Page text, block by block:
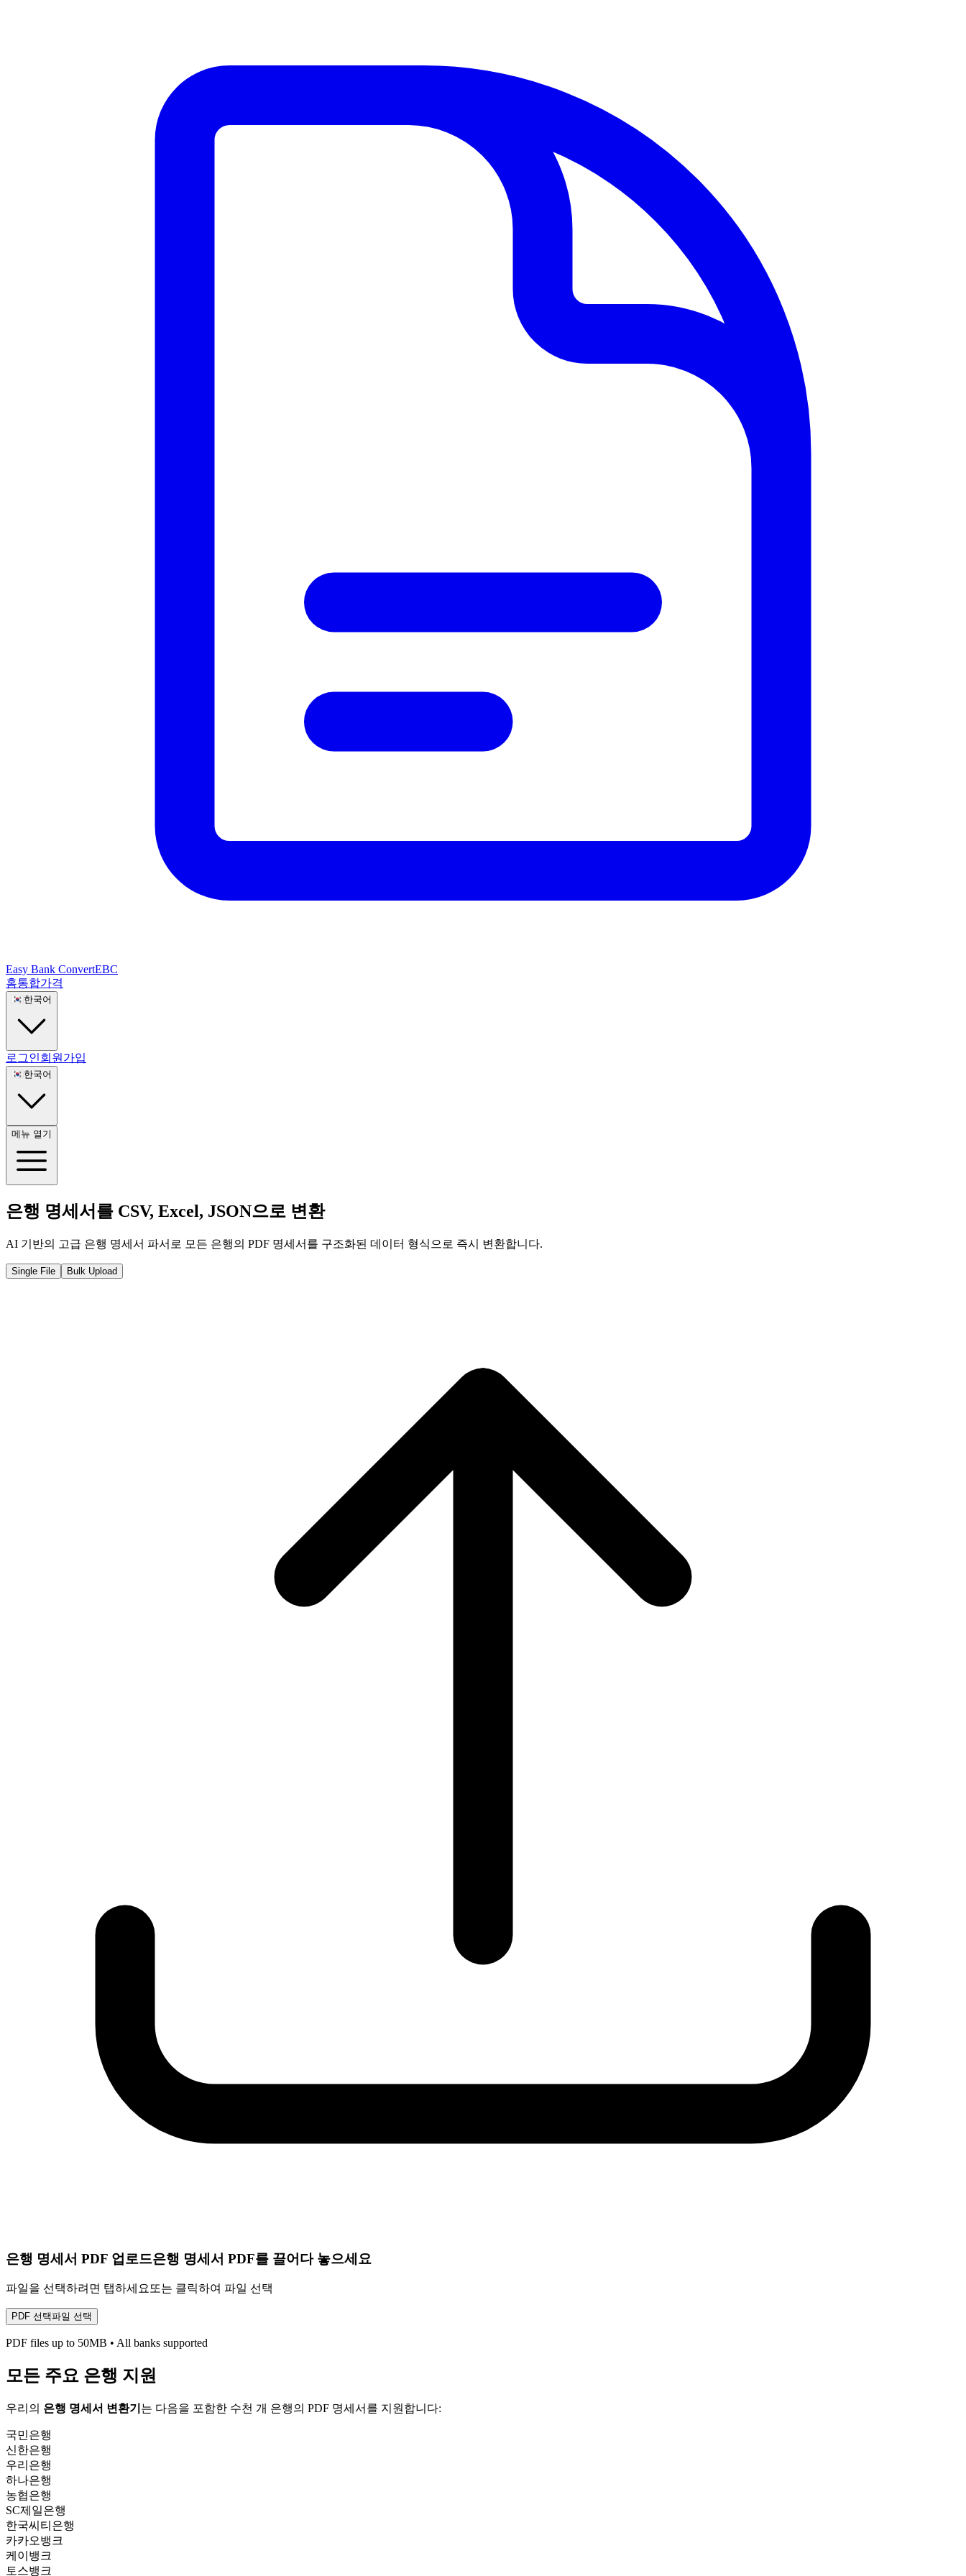
Easy Bank ConvertEBC
홈통합가격
🇰🇷 한국어
로그인회원가입
🇰🇷 한국어
메뉴 열기
은행 명세서를 CSV, Excel, JSON으로 변환
AI 기반의 고급 은행 명세서 파서로 모든 은행의 PDF 명세서를 구조화된 데이터 형식으로 즉시 변환합니다.
Single File Bulk Upload
은행 명세서 PDF 업로드은행 명세서 PDF를 끌어다 놓으세요
파일을 선택하려면 탭하세요 또는 클릭하여 파일 선택
PDF 선택파일 선택
PDF files up to 50MB • All banks supported
모든 주요 은행 지원
우리의 은행 명세서 변환기 는 다음을 포함한 수천 개 은행의 PDF 명세서를 지원합니다:
국민은행
신한은행
우리은행
하나은행
농협은행
SC제일은행
한국씨티은행
카카오뱅크
케이뱅크
토스뱅크